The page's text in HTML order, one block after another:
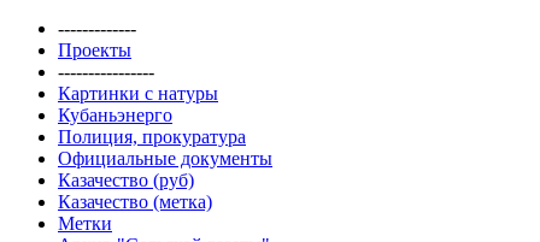
-------------
Проекты
----------------
Картинки с натуры
Кубаньэнерго
Полиция, прокуратура
Официальные документы
Казачество (руб)
Казачество (метка)
Метки